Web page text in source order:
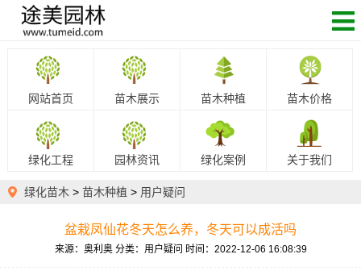
网站首页 苗木展示 苗木种植 苗木价格
绿化工程 园林资讯 绿化案例 关于我们
绿化苗木 > 苗木种植 > 用户疑问
盆栽凤仙花冬天怎么养，冬天可以成活吗
来源：奥利奥 分类：用户疑问 时间：2022-12-06 16:08:39